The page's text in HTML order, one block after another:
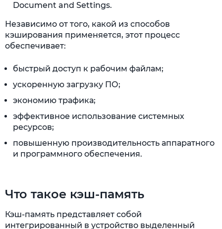
Document and Settings.
Независимо от того, какой из способов
кэширования применяется, этот процесс
обеспечивает:
быстрый доступ к рабочим файлам;
ускоренную загрузку ПО;
экономию трафика;
эффективное использование системных
ресурсов;
повышенную производительность аппаратного
и программного обеспечения.
Что такое кэш-память
Кэш-память представляет собой
интегрированный в устройство выделенный